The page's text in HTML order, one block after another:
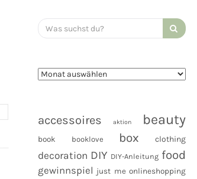
Search
for:
accessoires aktion beauty
book booklove box clothing
decoration DIY DIY-Anleitung food
gewinnspiel just me onlineshopping